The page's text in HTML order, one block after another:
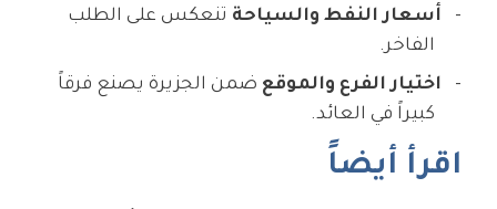
أسعار النفط والسياحة تنعكس على الطلب
الفاخر.
اختيار الفرع والموقع ضمن الجزيرة يصنع فرقاً
كبيراً في العائد.
اقرأ أيضاً